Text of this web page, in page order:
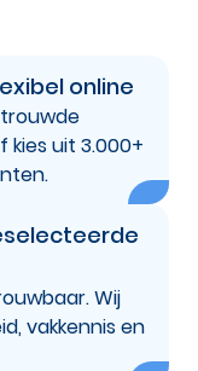
online
uit 3.000+
Wij
vakkennis en